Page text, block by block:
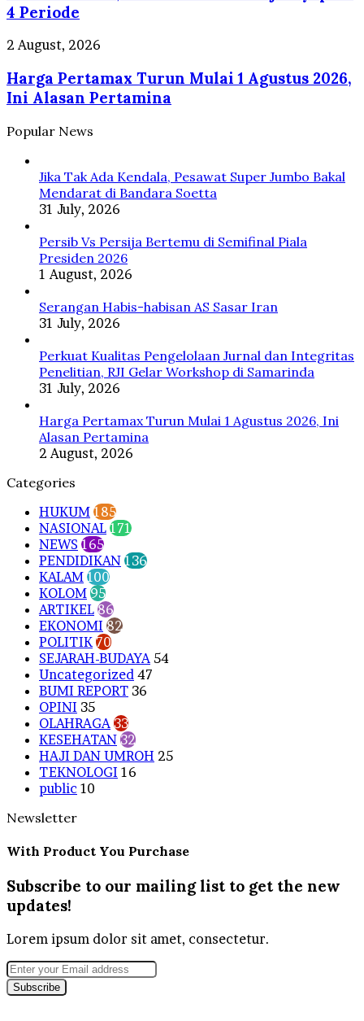
Awal
Presiden
Brasil
Maju
Nyapres
4
Periode
4 Periode
Harga
Turun
Mulai
1
Agustus
2026,
Alasan
Pertamina
2 August, 2026
Harga Pertamax Turun Mulai 1 Agustus 2026,
Ini Alasan Pertamina
Popular News
Jika Tak Ada Kendala, Pesawat Super Jumbo Bakal
Mendarat di Bandara Soetta
31 July, 2026
Persib Vs Persija Bertemu di Semifinal Piala
Presiden 2026
1 August, 2026
Serangan Habis-habisan AS Sasar Iran
31 July, 2026
Perkuat Kualitas Pengelolaan Jurnal dan Integritas
Penelitian, RJI Gelar Workshop di Samarinda
31 July, 2026
Harga Pertamax Turun Mulai 1 Agustus 2026, Ini
Alasan Pertamina
2 August, 2026
Categories
HUKUM 185
NASIONAL 171
NEWS 165
PENDIDIKAN 136
KALAM 100
KOLOM 95
ARTIKEL 86
EKONOMI 82
POLITIK 70
SEJARAH-BUDAYA 54
Uncategorized 47
BUMI REPORT 36
OPINI 35
OLAHRAGA 33
KESEHATAN 32
HAJI DAN UMROH 25
TEKNOLOGI 16
public 10
Newsletter
With Product You Purchase
Subscribe to our mailing list to get the new
updates!
Lorem ipsum dolor sit amet, consectetur.
Enter
your
Email